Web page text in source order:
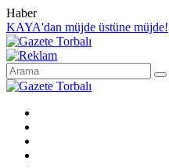
Haber
KAYA'dan müjde üstüne müjde!